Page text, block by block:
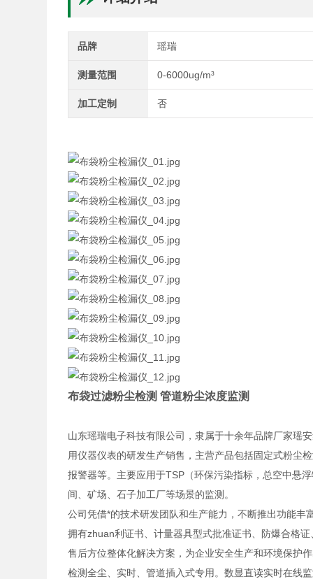
品牌 瑶瑞
测量范围 0-6000ug/m³
加工定制 否
布袋过滤粉尘检测 管道粉尘浓度监测
山东瑶瑞电子科技有限公司，隶属于十余年品牌厂家瑶
用仪器仪表的研发生产销售，主营产品包括固定式粉尘
报警器等。主要应用于TSP（环保污染指标，总空中悬
间、矿场、石子加工厂等场景的监测。
公司凭借*的技术研发团队和生产能力，不断推出功能
拥有zhuan利证书、计量器具型式批准证书、防爆合格
售后方位整体化解决方案，为企业安全生产和环境保护
检测全尘、实时、管道插入式专用。数显直读实时在线